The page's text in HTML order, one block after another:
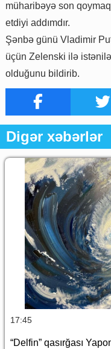
müharibəyə son
etdiyi addımdır.
Şənbə günü Vladimir
üçün Zelenski ilə
olduğunu bildirib.
Digər xəbərlər
17:45
“Delfin” qasırğası